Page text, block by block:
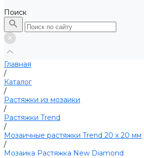
Поиск
Главная
/
Каталог
/
Растяжки из мозаики
/
Растяжки Trend
/
Мозаичные растяжки Trend 20 х 20 мм
/
Мозаика Растяжка New Diamond